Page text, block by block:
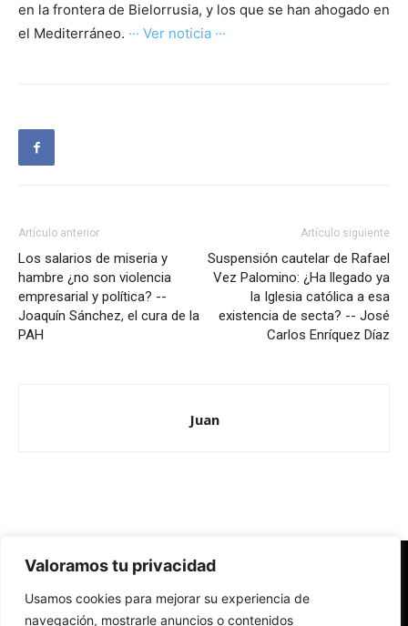
Valoramos tu privacidad
Usamos cookies para mejorar su experiencia de
navegación, mostrarle anuncios o contenidos
en la frontera de Bielorrusia, y los que se han ahogado en
el Mediterráneo. ··· Ver noticia ···
Artículo anterior
Los salarios de miseria y
hambre ¿no son violencia
empresarial y política? --
Joaquín Sánchez, el cura de la
PAH
Artículo siguiente
Suspensión cautelar de Rafael
Vez Palomino: ¿Ha llegado ya
la Iglesia católica a esa
existencia de secta? -- José
Carlos Enríquez Díaz
Juan
Redes Cristianas
Una mirada alternativa sobre la Iglesia católica y la sociedad
- Colectivos de Redes Cristianas